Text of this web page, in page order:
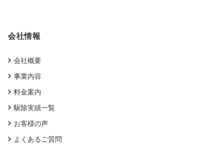
会社情報
会社概要
事業内容
料金案内
駆除実績一覧
お客様の声
よくあるご質問